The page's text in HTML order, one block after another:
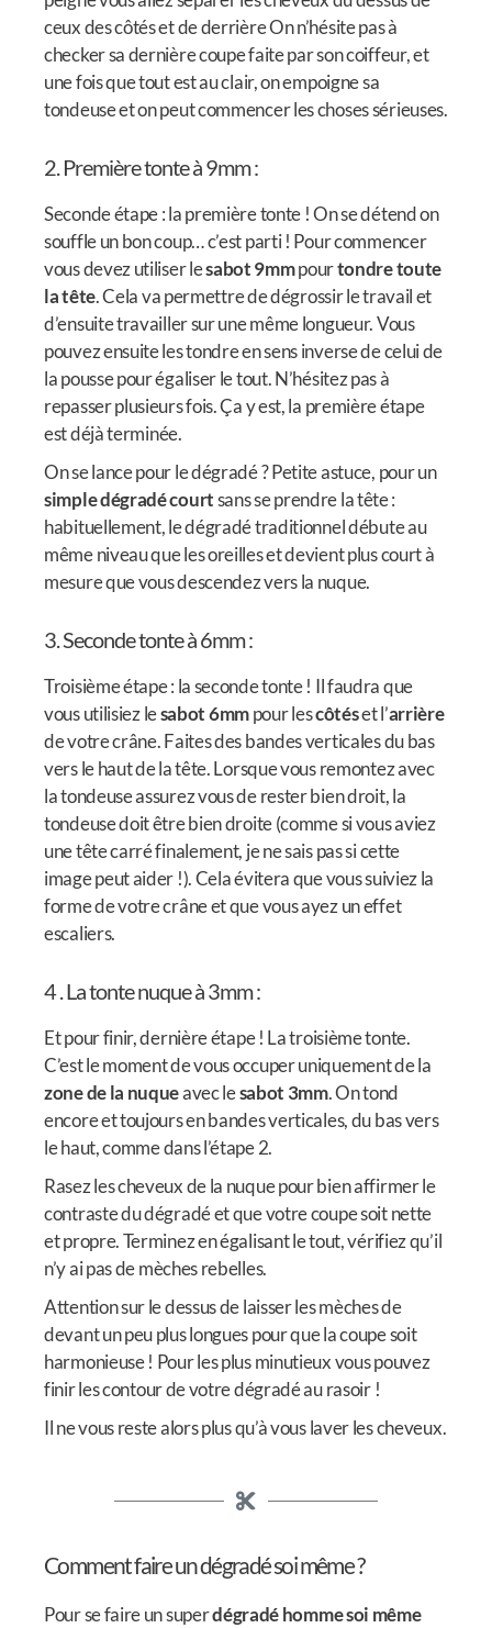
ceux des côtés et de derrière On n’hésite pas à
checker sa dernière coupe faite par son coiffeur, et
une fois que tout est au clair, on empoigne sa
tondeuse et on peut commencer les choses sérieuses.
2. Première tonte à 9mm :
Seconde étape : la première tonte ! On se détend on
souffle un bon coup… c’est parti ! Pour commencer
vous devez utiliser lesabot 9mmpourtondre toute
la tête. Cela va permettre de dégrossir le travail et
d’ensuite travailler sur une même longueur. Vous
pouvez ensuite les tondre en sens inverse de celui de
la pousse pour égaliser le tout. N’hésitez pas à
repasser plusieurs fois. Ça y est, la première étape
est déjà terminée.
On se lance pour le dégradé ? Petite astuce, pour un
simple dégradé courtsans se prendre la tête :
habituellement, le dégradé traditionnel débute au
même niveau que les oreilles et devient plus court à
mesure que vous descendez vers la nuque.
3. Seconde tonte à 6mm :
Troisième étape : la seconde tonte ! Il faudra que
vous utilisiez lesabot 6mmpour lescôtéset l’arrière
de votre crâne. Faites des bandes verticales du bas
vers le haut de la tête. Lorsque vous remontez avec
la tondeuse assurez vous de rester bien droit, la
tondeuse doit être bien droite (comme si vous aviez
une tête carré finalement, je ne sais pas si cette
image peut aider !). Cela évitera que vous suiviez la
forme de votre crâne et que vous ayez un effet
escaliers.
4 . La tonte nuque à 3mm :
Et pour finir, dernière étape ! La troisième tonte.
C’est le moment de vous occuper uniquement de la
zone de la nuqueavec lesabot 3mm. On tond
encore et toujours en bandes verticales, du bas vers
le haut, comme dans l’étape 2.
Rasez les cheveux de la nuque pour bien affirmer le
contraste du dégradé et que votre coupe soit nette
et propre. Terminez en égalisant le tout, vérifiez qu’il
n’y ai pas de mèches rebelles.
Attention sur le dessus de laisser les mèches de
devant un peu plus longues pour que la coupe soit
harmonieuse ! Pour les plus minutieux vous pouvez
finir les contour de votre dégradé au rasoir !
Il ne vous reste alors plus qu’à vous laver les cheveux.
Comment faire un dégradé soi même ?
Pour se faire un superdégradé homme soi même